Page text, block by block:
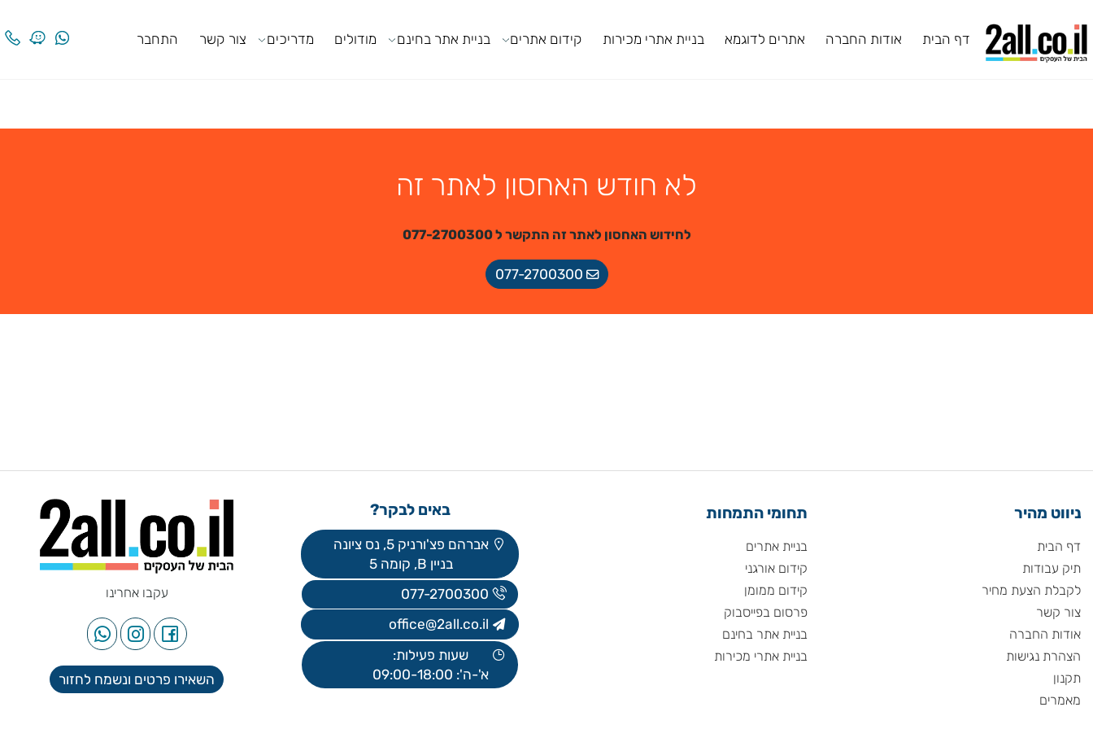
דף הבית אודות החברה אתרים לדוגמא בניית אתרי מכירות קידום אתרים בניית אתר בחינם מודולים מדריכים צור קשר התחבר
לא חודש האחסון לאתר זה
לחידוש האחסון לאתר זה התקשר ל 077-2700300
077-2700300
הצעת מחיר
החברה
בניית אתרים
קידום אורגני
קידום ממומן
פרסום בפייסבוק
בניית אתר בחינם
באים לבקר?
אברהם פצ'ורניק 5, נס ציונה
בניין B, קומה 5
077-2700300
office@2all.co.il
שעות פעילות:
עקבו אחרינו